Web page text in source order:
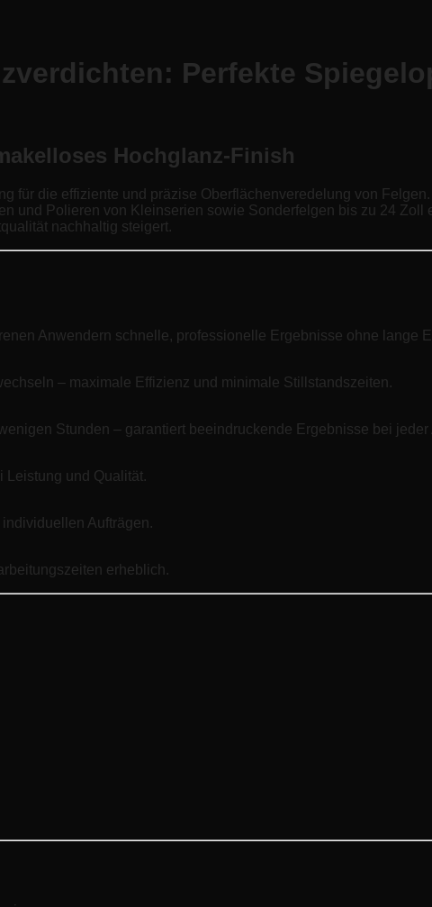
Perfekte
Hochglanz-Finish
für die effiziente und präzise Oberflächenveredelung von
und Polieren von Kleinserien sowie Sonderfelgen bis zu 24 Zoll
nachhaltig steigert.
Anwendern schnelle, professionelle Ergebnisse ohne lange
– maximale Effizienz und minimale Stillstandszeiten.
Stunden – garantiert beeindruckende Ergebnisse bei jeder
Leistung und Qualität.
Aufträgen.
erheblich.